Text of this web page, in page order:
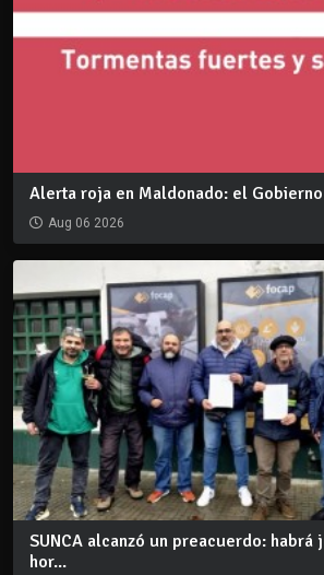
Alerta roja en Maldonado: el
Aug 06 2026
SUNCA alcanzó un preacuerdo: habrá
hor...